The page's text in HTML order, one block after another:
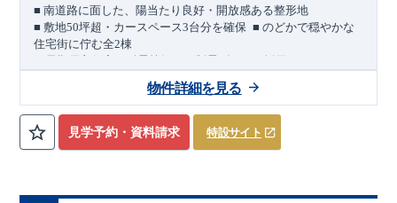
■南道路に面した、陽当たり良好・開放感ある整形地
■敷地50坪超・カースペース3台分を確保 ​■のどかで穏やかな
住宅街に佇む全2棟
（長期優良住宅／耐震等級３・制震ダンパー採用）
たりに恵まれた立地。
あり、
採光・通風・プライバシー性にも配慮した敷地計画で
す。
加須 徒歩13分
見学予約・資料請求 特設サイト
物件詳細を見る